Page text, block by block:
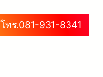
โทร.081-931-8341